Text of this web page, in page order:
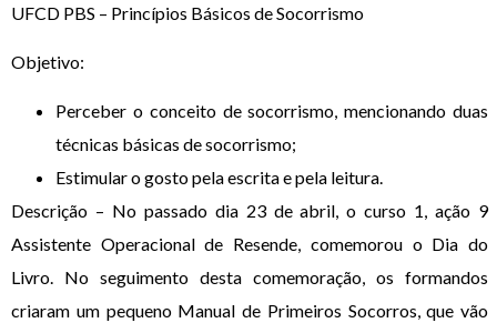
UFCD PBS – Princípios Básicos de Socorrismo
Objetivo:
Perceber o conceito de socorrismo, mencionando duas
técnicas básicas de socorrismo;
Estimular o gosto pela escrita e pela leitura.
Descrição – No passado dia 23 de abril, o curso 1, ação 9
Assistente Operacional de Resende, comemorou o Dia do
Livro. No seguimento desta comemoração, os formandos
criaram um pequeno Manual de Primeiros Socorros, que vão